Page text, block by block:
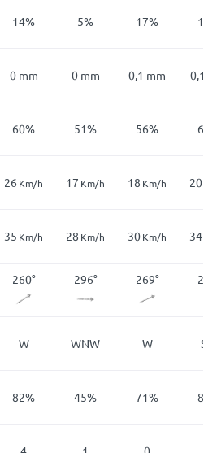
14% 5% 17%
0 mm 0 mm 0,1 mm
60% 51% 56%
26 Km/h 17 Km/h 18 Km/h 20
35 Km/h 28 Km/h 30Km/h 34
260° 296° 269°
W WNW W
82% 45% 71%